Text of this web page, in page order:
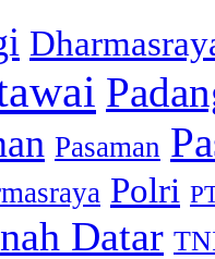
Pasaman
Polri
Datar